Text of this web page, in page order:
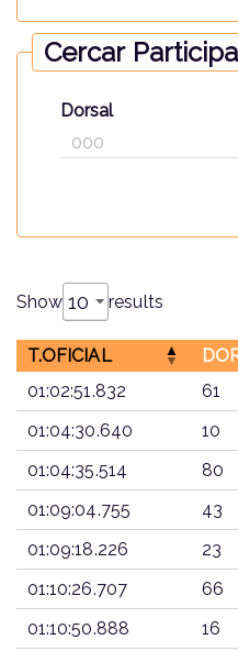
Cercar
Dorsal
Show results
T.OFICIAL
01:02:51.832
61
01:04:30.640
10
01:04:35.514
80
01:09:04.755
43
01:09:18.226
23
01:10:26.707
66
01:10:50.888
16